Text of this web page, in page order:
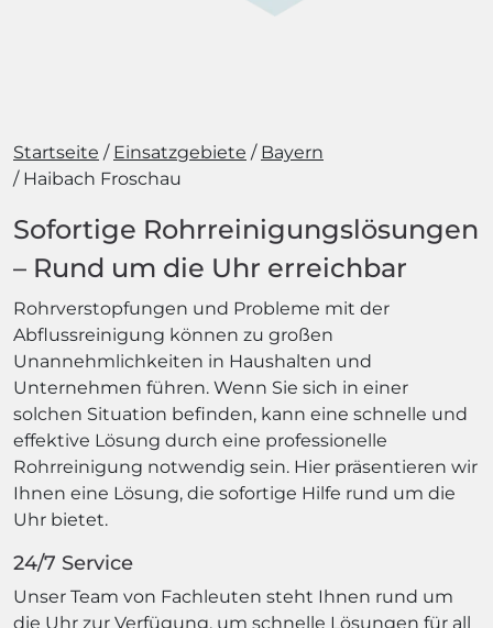
Startseite Einsatzgebiete
Bayern
Haibach Froschau
Sofortige Rohrreinigungslösungen
– Rund um die Uhr erreichbar
Rohrverstopfungen und Probleme mit der
Abflussreinigung können zu großen
Unannehmlichkeiten in Haushalten und
Unternehmen führen. Wenn Sie sich in einer
solchen Situation befinden, kann eine schnelle und
effektive Lösung durch eine professionelle
Rohrreinigung notwendig sein. Hier präsentieren wir
Ihnen eine Lösung, die sofortige Hilfe rund um die
Uhr bietet.
24/7 Service
Unser Team von Fachleuten steht Ihnen rund um
die Uhr zur Verfügung, um schnelle Lösungen für all